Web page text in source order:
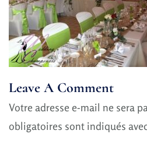
Leave A Comment
Votre adresse e-mail ne sera
obligatoires sont indiqués